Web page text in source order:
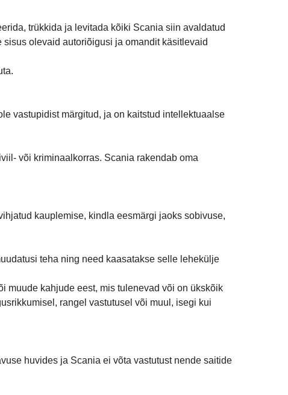
trükkida ja levitada kõiki Scania siin avaldatud
olevaid autoriõigusi ja omandit käsitlevaid
vastupidist märgitud, ja on kaitstud intellektuaalse
või kriminaalkorras. Scania rakendab oma
kauplemise, kindla eesmärgi jaoks sobivuse,
teha ning need kaasatakse selle lehekülje
muude kahjude eest, mis tulenevad või on ükskõik
rangel vastutusel või muul, isegi kui
huvides ja Scania ei võta vastutust nende saitide